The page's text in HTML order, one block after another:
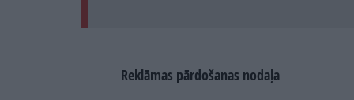
Reklāmas pārdošanas nodaļa